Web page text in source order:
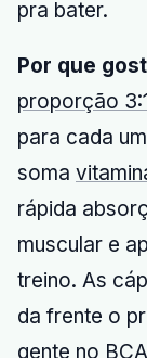
pra bater.
Por que
proporção
para cada
soma
rápida
muscular e
treino. As
da frente o
gente no